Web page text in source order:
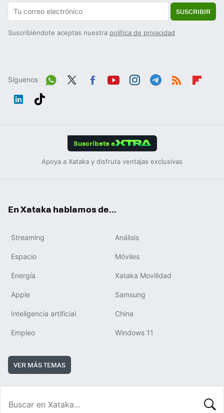
SUSCRIBIR
Suscribiéndote aceptas nuestra política de privacidad
Síguenos
Wh
Suscríbete a
Apoya a Xataka y disfruta ventajas exclusivas
En Xataka hablamos de...
Streaming Análisis
Espacio Móviles
Energía Xataka Movilidad
Apple Samsung
Inteligencia artificial China
Empleo Windows 11
VER MÁS TEMAS